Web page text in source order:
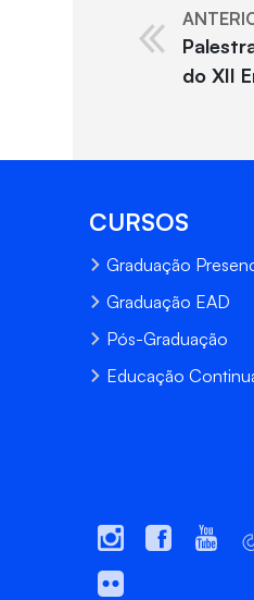
do XII
CURSOS
Graduação
Graduação EAD
Pós-Graduação
Educação